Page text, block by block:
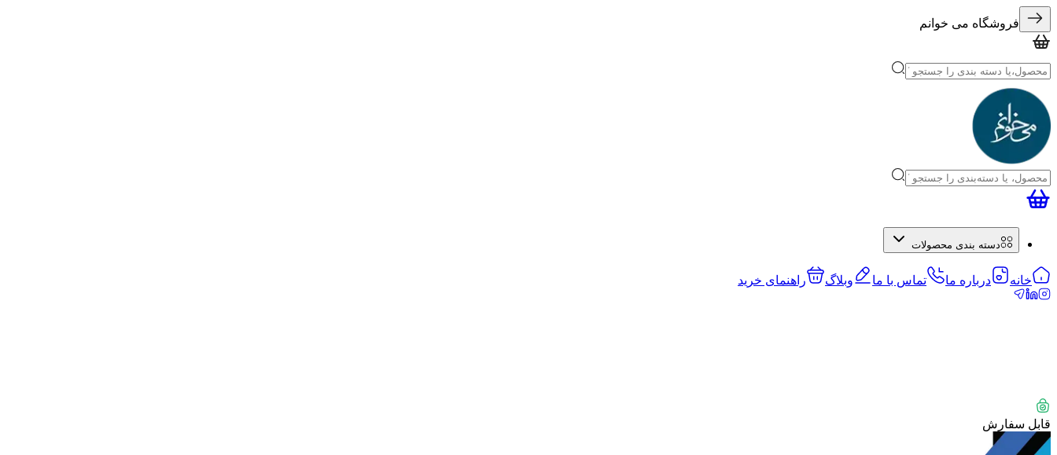
فروشگاه می خوانم
دسته بندی محصولات
خانه درباره ما تماس با ما وبلاگ راهنمای خرید
قابل سفارش